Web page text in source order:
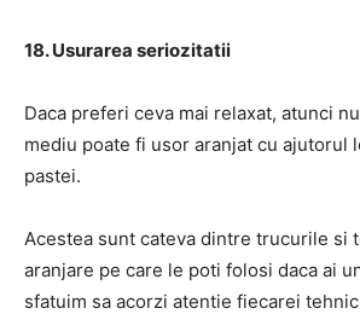
18. Usurarea seriozitatii
Daca preferi ceva mai relaxat, atunci
mediu poate fi usor aranjat cu ajutorul
pastei.
Acestea sunt cateva dintre trucurile si
aranjare pe care le poti folosi daca ai
sfatuim sa acorzi atentie fiecarei